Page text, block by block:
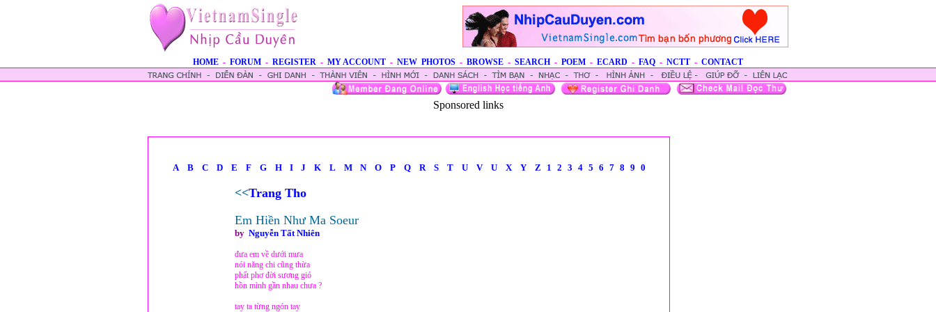
HOME - FORUM - REGISTER - MY ACCOUNT - NEW PHOTOS - BROWSE - SEARCH - POEM - ECARD - FAQ - NCTT - CONTACT
Sponsored links
A B C D E F G H I J K L M N O P Q R S T U V U X Y Z 1 2 3 4 5 6 7 8 9 0
<<Trang Tho
Em Hiền Như Ma Soeur
by Nguyễn Tất Nhiên
đưa em về dưới mưa
nói năng chi cũng thừa
phất phơ đời sương gió
hồn mình gần nhau chưa ?
tay ta từng ngón tay